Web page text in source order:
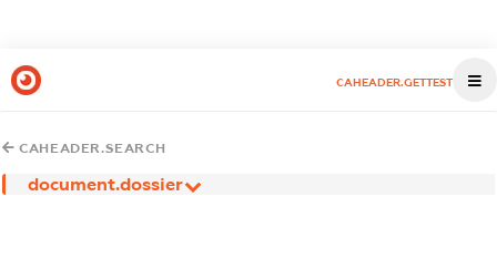
CAHEADER.GETTEST
CAHEADER.SEARCH
document.dossier